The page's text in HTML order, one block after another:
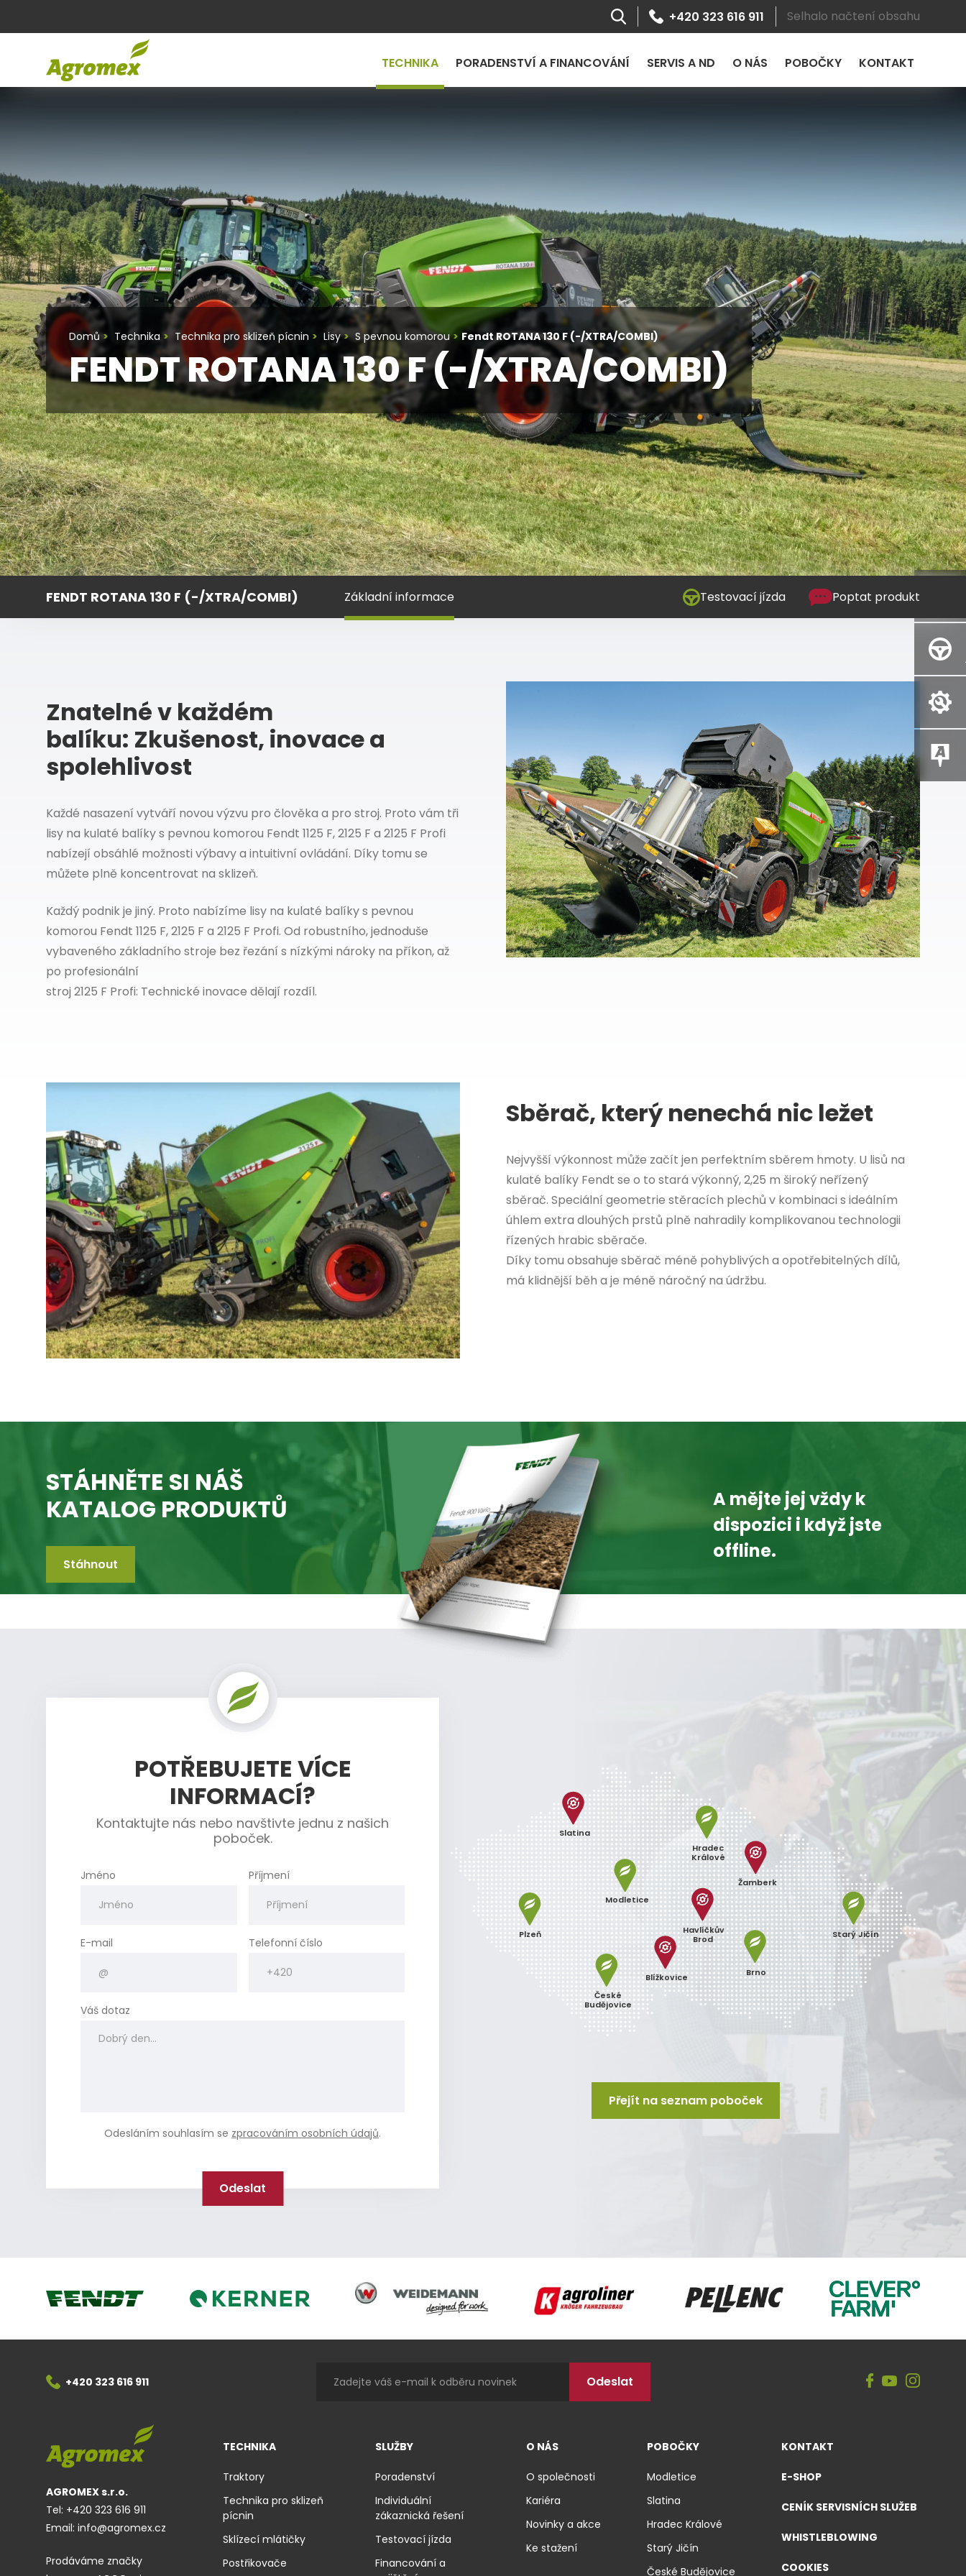
TECHNIKA PORADENSTVÍ A FINANCOVÁNÍ SERVIS A ND O NÁS POBOČKY KONTAKT
+420 323 616 911 Selhalo načtení obsahu
Domů Technika Technika pro sklizeň pícnin Lisy S pevnou komorou Fendt ROTANA 130 F (-/XTRA/COMBI)
FENDT ROTANA 130 F (-/XTRA/COMBI)
FENDT ROTANA 130 F (-/XTRA/COMBI) Základní informace Testovací jízda Poptat produkt
Znatelné v každém
balíku: Zkušenost, inovace a
spolehlivost
Každé nasazení vytváří novou výzvu pro člověka a pro stroj. Proto vám tři
lisy na kulaté balíky s pevnou komorou Fendt 1125 F, 2125 F a 2125 F Profi
nabízejí obsáhlé možnosti výbavy a intuitivní ovládání. Díky tomu se
můžete plně koncentrovat na sklizeň.
Každý podnik je jiný. Proto nabízíme lisy na kulaté balíky s pevnou
komorou Fendt 1125 F, 2125 F a 2125 F Profi. Od robustního, jednoduše
vybaveného základního stroje bez řezání s nízkými nároky na příkon, až
po profesionální
stroj 2125 F Profi: Technické inovace dělají rozdíl.
Sběrač, který nenechá nic ležet
Nejvyšší výkonnost může začít jen perfektním sběrem hmoty. U lisů na
kulaté balíky Fendt se o to stará výkonný, 2,25 m široký neřízený
sběrač. Speciální geometrie stěracích plechů v kombinaci s ideálním
úhlem extra dlouhých prstů plně nahradily komplikovanou technologii
řízených hrabic sběrače.
Díky tomu obsahuje sběrač méně pohyblivých a opotřebitelných dílů,
má klidnější běh a je méně náročný na údržbu.
STÁHNĚTE SI NÁŠ
KATALOG PRODUKTŮ
Stáhnout
A mějte jej vždy k
dispozici i když jste
offline.
POTŘEBUJETE VÍCE
INFORMACÍ?
Kontaktujte nás nebo navštivte jednu z našich
poboček.
Jméno Příjmení
E-mail Telefonní číslo
Váš dotaz
Odesláním souhlasím se zpracováním osobních údajů.
Brno
Slatina
Blížkovice
Havlíčkův
Brod
Žamberk
Starý Jičín
Hradec
Králové
Modletice
České
Budějovice
Plzeň
Přejít na seznam poboček
Fendt Kerner Weidemann Agroliner Pellenc CleverFarm
+420 323 616 911
AGROMEX s.r.o.
Tel: +420 323 616 911
Email: info@agromex.cz
Prodáváme značky
TECHNIKA
Traktory
Technika pro sklizeň
pícnin
Sklízecí mlátičky
Postřikovače
SLUŽBY
Poradenství
Individuální
zákaznická řešení
Testovací jízda
Financování a
O NÁS
O společnosti
Kariéra
Novinky a akce
Ke stažení
POBOČKY
Modletice
Slatina
Hradec Králové
Starý Jičín
České Budějovice
KONTAKT
E-SHOP
CENÍK SERVISNÍCH SLUŽEB
WHISTLEBLOWING
COOKIES